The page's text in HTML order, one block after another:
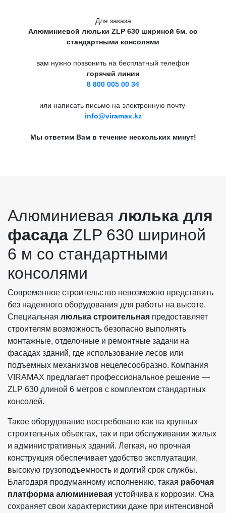
Для заказа
Алюминиевой люльки ZLP 630 шириной 6м. со
стандартными консолями
вам нужно позвонить на бесплатный телефон
горячей линии
8 800 005 00 34
или написать письмо на электронную почту
info@viramax.kz
Мы ответим Вам в течение нескольких минут!
Алюминиевая люлька для
фасада ZLP 630 шириной
6 м со стандартными
консолями
Современное строительство невозможно представить
без надежного оборудования для работы на высоте.
Специальная люлька строительная предоставляет
строителям возможность безопасно выполнять
монтажные, отделочные и ремонтные задачи на
фасадах зданий, где использование лесов или
подъемных механизмов нецелесообразно. Компания
VIRAMAX предлагает профессиональное решение —
ZLP 630 длиной 6 метров с комплектом стандартных
консолей.
Такое оборудование востребовано как на крупных
строительных объектах, так и при обслуживании жилых
и административных зданий. Легкая, но прочная
конструкция обеспечивает удобство эксплуатации,
высокую грузоподъемность и долгий срок службы.
Благодаря продуманному исполнению, такая рабочая
платформа алюминиевая устойчива к коррозии. Она
сохраняет свои характеристики даже при интенсивной